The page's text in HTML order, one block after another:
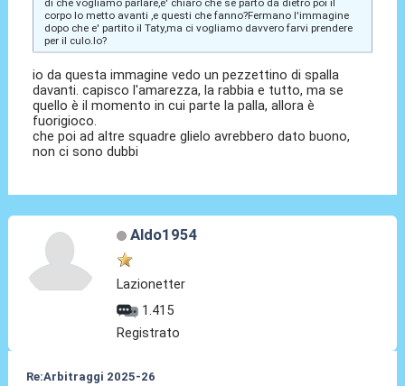
corpo lo metto avanti ,e questi che fanno?Fermano l'immagine
dopo che e' partito il Taty,ma ci vogliamo davvero farvi prendere
per il culo.lo?
io da questa immagine vedo un pezzettino di spalla
davanti. capisco l'amarezza, la rabbia e tutto, ma se
quello è il momento in cui parte la palla, allora è
fuorigioco.
che poi ad altre squadre glielo avrebbero dato buono,
non ci sono dubbi
Aldo1954
Lazionetter
1.415
Registrato
Re:Arbitraggi 2025-26